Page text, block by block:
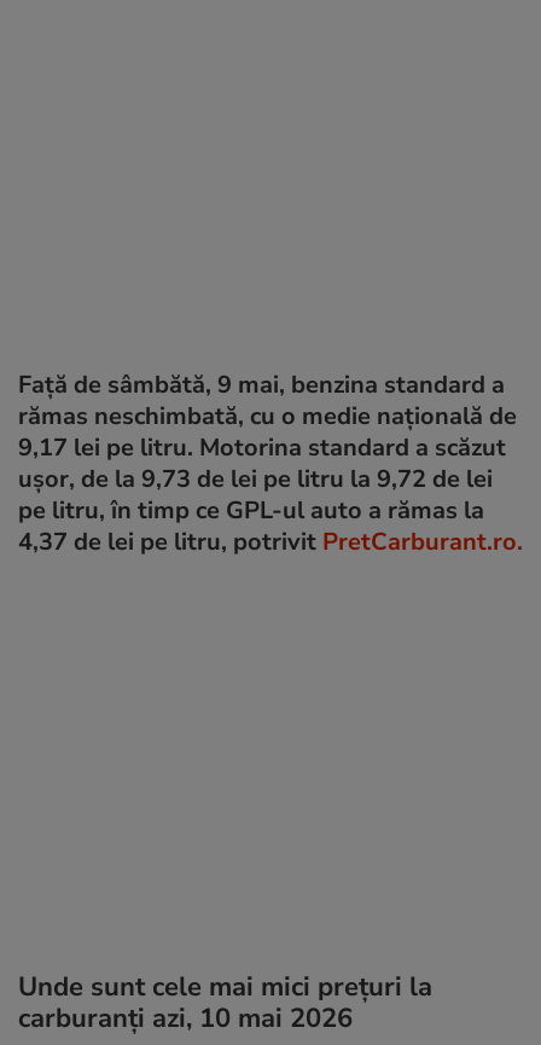
Față de sâmbătă, 9 mai, benzina standard a
rămas neschimbată, cu o medie națională de
9,17 lei pe litru. Motorina standard a scăzut
ușor, de la 9,73 de lei pe litru la 9,72 de lei
pe litru, în timp ce GPL-ul auto a rămas la
4,37 de lei pe litru, potrivit PretCarburant.ro.
Unde sunt cele mai mici prețuri la
carburanți azi, 10 mai 2026